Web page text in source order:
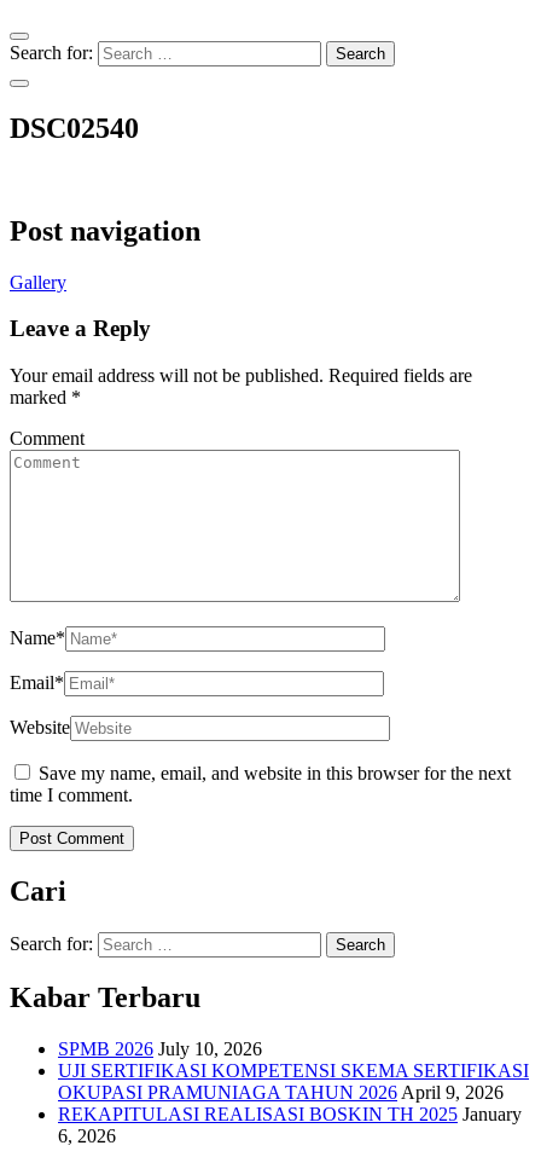
Search for:
DSC02540
Post navigation
Gallery
Leave a Reply
Your email address will not be published. Required fields are
marked *
Comment
Name*
Email*
Website
Save my name, email, and website in this browser for the next
time I comment.
Cari
Search for:
Kabar Terbaru
SPMB 2026 July 10, 2026
UJI SERTIFIKASI KOMPETENSI SKEMA SERTIFIKASI
OKUPASI PRAMUNIAGA TAHUN 2026 April 9, 2026
REKAPITULASI REALISASI BOSKIN TH 2025 January
6, 2026